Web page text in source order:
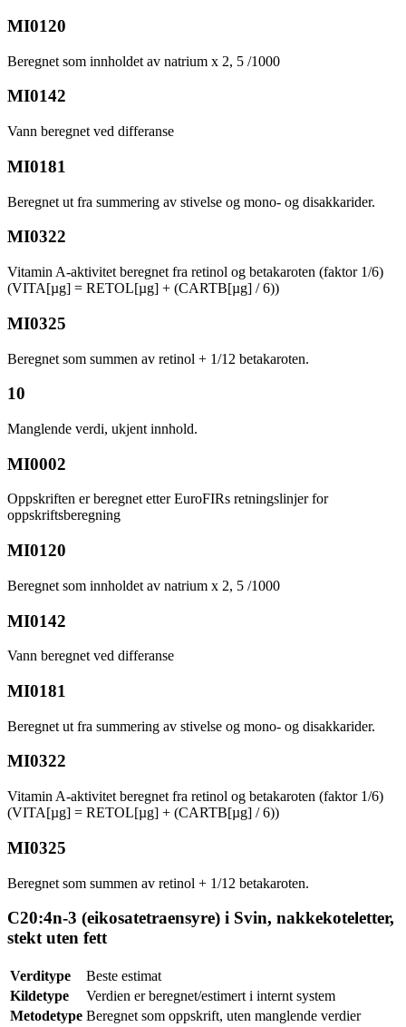
MI0120
Beregnet som innholdet av natrium x 2, 5 /1000
MI0142
Vann beregnet ved differanse
MI0181
Beregnet ut fra summering av stivelse og mono- og disakkarider.
MI0322
Vitamin A-aktivitet beregnet fra retinol og betakaroten (faktor 1/6)
(VITA[µg] = RETOL[µg] + (CARTB[µg] / 6))
MI0325
Beregnet som summen av retinol + 1/12 betakaroten.
10
Manglende verdi, ukjent innhold.
MI0002
Oppskriften er beregnet etter EuroFIRs retningslinjer for
oppskriftsberegning
MI0120
Beregnet som innholdet av natrium x 2, 5 /1000
MI0142
Vann beregnet ved differanse
MI0181
Beregnet ut fra summering av stivelse og mono- og disakkarider.
MI0322
Vitamin A-aktivitet beregnet fra retinol og betakaroten (faktor 1/6)
(VITA[µg] = RETOL[µg] + (CARTB[µg] / 6))
MI0325
Beregnet som summen av retinol + 1/12 betakaroten.
C20:4n-3 (eikosatetraensyre) i Svin, nakkekoteletter,
stekt uten fett
Verditype
Beste estimat
Kildetype
Verdien er beregnet/estimert i internt system
Metodetype Beregnet som oppskrift, uten manglende verdier